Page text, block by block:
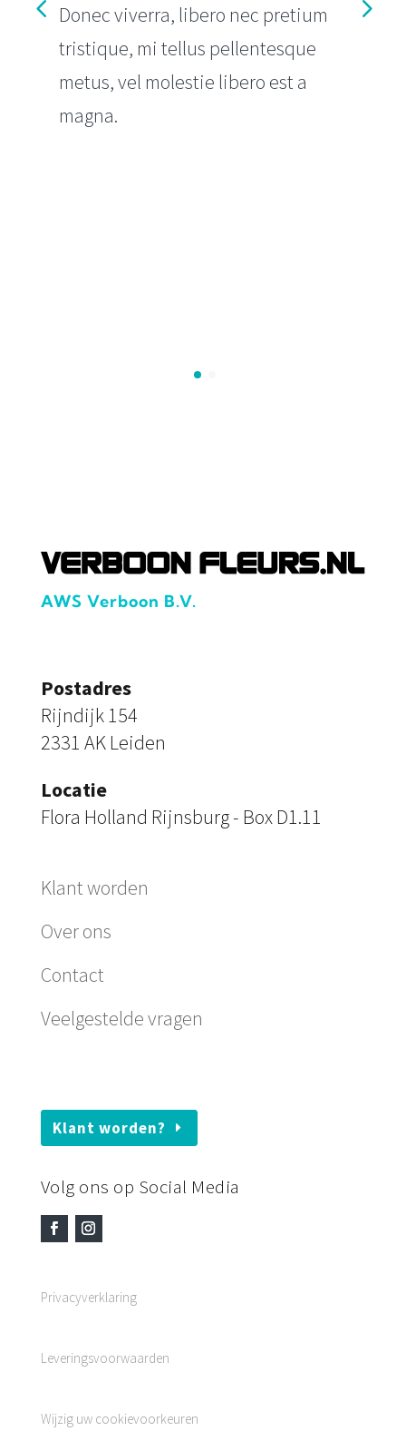
Donec viverra, libero nec pretium
tristique, mi tellus pellentesque
metus, vel molestie libero est a
magna.
AWS Verboon B.V.
Postadres
Rijndijk 154
2331 AK Leiden
Locatie
Flora Holland Rijnsburg - Box D1.11
Klant worden
Over ons
Contact
Veelgestelde vragen
Klant worden?
Volg ons op Social Media
Privacyverklaring
Leveringsvoorwaarden
Wijzig uw cookievoorkeuren